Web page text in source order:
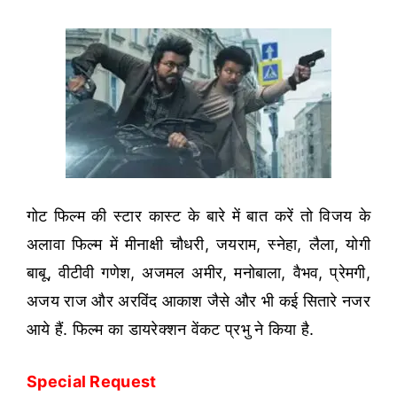
गोट फिल्म की स्टार कास्ट के बारे में बात करें तो विजय के
अलावा फिल्म में मीनाक्षी चौधरी, जयराम, स्नेहा, लैला, योगी
बाबू, वीटीवी गणेश, अजमल अमीर, मनोबाला, वैभव, प्रेमगी,
अजय राज और अरविंद आकाश जैसे और भी कई सितारे नजर
आये हैं. फिल्म का डायरेक्शन वेंकट प्रभु ने किया है.
Special Request